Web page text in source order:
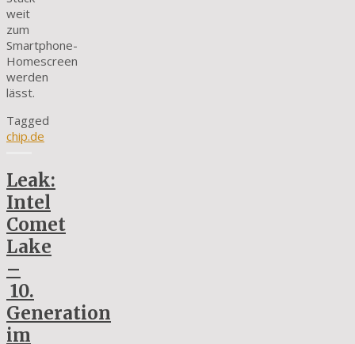
weit
zum
Smartphone-
Homescreen
werden
lässt.
Tagged
chip.de
Leak:
Intel
Comet
Lake
–
10.
Generation
im